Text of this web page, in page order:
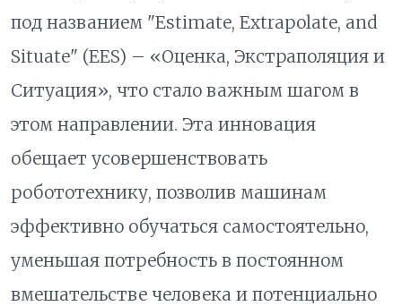
под названием "Estimate, Extrapolate, and
Situate" (EES) – «Оценка, Экстраполяция и
Ситуация», что стало важным шагом в
этом направлении. Эта инновация
обещает усовершенствовать
робототехнику, позволив машинам
эффективно обучаться самостоятельно,
уменьшая потребность в постоянном
вмешательстве человека и потенциально